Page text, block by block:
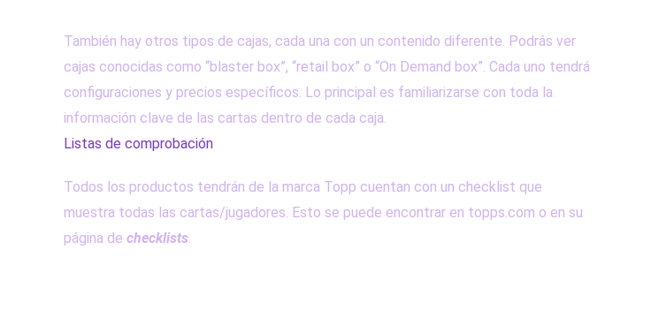
También hay otros tipos de cajas, cada una con un contenido diferente. Podrás ver
cajas conocidas como “blaster box”, “retail box” o “On Demand box”. Cada uno tendrá
configuraciones y precios específicos. Lo principal es familiarizarse con toda la
información clave de las cartas dentro de cada caja.
Listas de comprobación
Todos los productos tendrán de la marca Topp cuentan con un checklist que
muestra todas las cartas/jugadores. Esto se puede encontrar en topps.com o en su
página de checklists.